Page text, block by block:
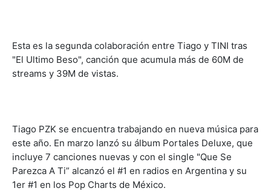
Esta es la segunda colaboración entre Tiago y TINI tras
"El Ultimo Beso", canción que acumula más de 60M de
streams y 39M de vistas.
Tiago PZK se encuentra trabajando en nueva música para
este año. En marzo lanzó su álbum Portales Deluxe, que
incluye 7 canciones nuevas y con el single "Que Se
Parezca A Ti” alcanzó el #1 en radios en Argentina y su
1er #1 en los Pop Charts de México.